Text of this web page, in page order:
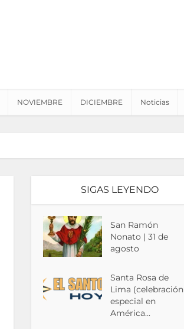
NOVIEMBRE DICIEMBRE Noticias
SIGAS LEYENDO
San Ramón
Nonato | 31 de
agosto
Santa Rosa de
Lima (celebración
especial en
América...